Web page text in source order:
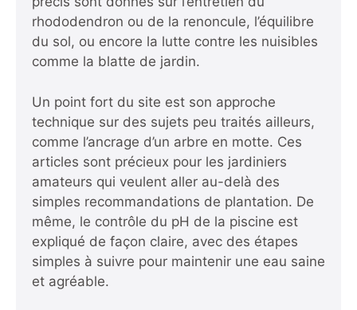
rhododendron ou de la renoncule, l’équilibre
du sol, ou encore la lutte contre les nuisibles
comme la blatte de jardin.
Un point fort du site est son approche
technique sur des sujets peu traités ailleurs,
comme l’ancrage d’un arbre en motte. Ces
articles sont précieux pour les jardiniers
amateurs qui veulent aller au-delà des
simples recommandations de plantation. De
même, le contrôle du pH de la piscine est
expliqué de façon claire, avec des étapes
simples à suivre pour maintenir une eau saine
et agréable.